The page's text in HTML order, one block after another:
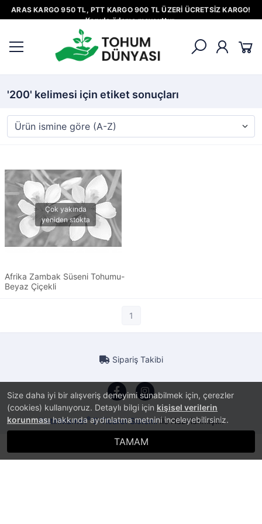
ARAS KARGO 950 TL, PTT KARGO 900 TL ÜZERİ ÜCRETSİZ KARGO!
Kapıda ödeme mevcuttur.
Size daha iyi bir alışveriş deneyimi sunabilmek için, çerezler
(cookies) kullanıyoruz. Detaylı bilgi için kişisel verilerin
korunmasıhakkında aydınlatma metnini inceleyebilirsiniz.
TAMAM
'200' kelimesi için etiket sonuçları
Afrika Zambak Süseni Tohumu-
Beyaz Çiçekli
1
Sipariş Takibi
PlatinMarket®E-Ticaret Sistemiİle Hazırlanmıştır.